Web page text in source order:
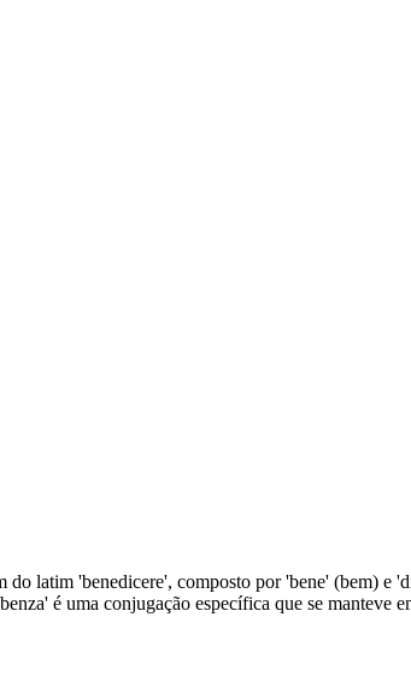
do latim 'benedicere', composto por 'bene' (bem)
é uma conjugação específica que se manteve